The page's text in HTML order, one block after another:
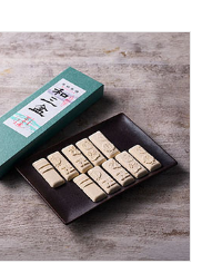
【年間ギフト】
本舗 冨士屋 和三盆 長